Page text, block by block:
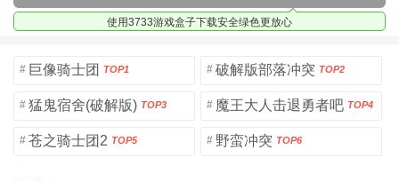
使用3733游戏盒子下载安全绿色更放心
# 巨像骑士团 TOP1 # 破解版部落冲突 TOP2
# 猛鬼宿舍(破解版) TOP3 # 魔王大人击退勇者吧 TOP4
# 苍之骑士团2 TOP5 # 野蛮冲突 TOP6